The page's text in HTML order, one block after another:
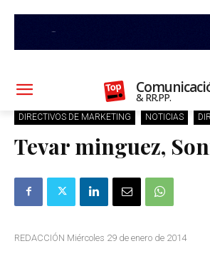
& RR.PP.
DIRECTIVOS DE MARKETING NOTICIAS
Tevar minguez,
REDACCIÓN Miércoles 29 de enero de 2014